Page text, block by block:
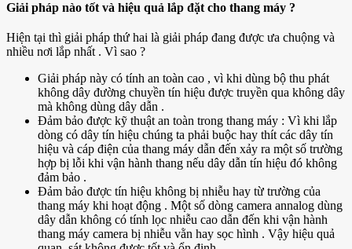
Giải pháp nào tốt và hiệu quả lắp đặt cho thang máy ?
Hiện tại thì giải pháp thứ hai là giải pháp đang được ưa chuộng và
nhiều nơi lắp nhất . Vì sao ?
Giải pháp này có tính an toàn cao , vì khi dùng bộ thu phát
không dây đường chuyền tín hiệu được truyền qua không dây
mà không dùng dây dẫn .
Đảm bảo được kỹ thuật an toàn trong thang máy : Vì khi lắp
dòng có dây tín hiệu chúng ta phải buộc hay thít các dây tín
hiệu và cáp điện của thang máy dẫn đến xảy ra một số trường
hợp bị lỗi khi vận hành thang nếu dây dẫn tín hiệu đó không
đảm bảo .
Đảm bảo được tín hiệu không bị nhiễu hay từ trường của
thang máy khi hoạt động . Một số dòng camera annalog dùng
dây dẫn không có tính lọc nhiễu cao dẫn đến khi vận hành
thang máy camera bị nhiễu vằn hay sọc hình . Vậy hiệu quả